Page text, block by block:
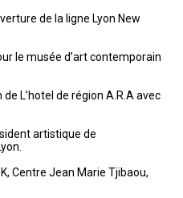
de la ligne Lyon New
le musée d’art contemporain
L’hotel de région A.R.A avec
artistique de
Centre Jean Marie Tjibaou,